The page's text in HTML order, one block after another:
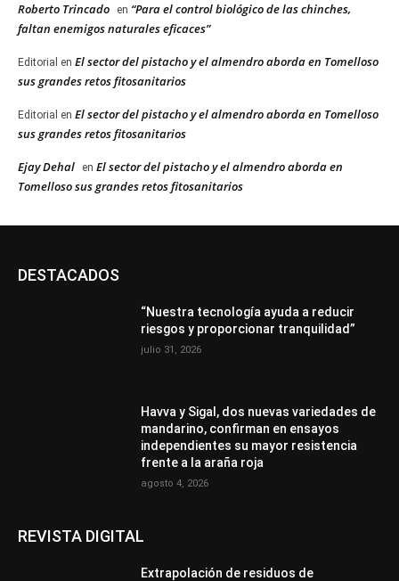
Roberto Trincado en “Para el control biológico de las chinches,
faltan enemigos naturales eficaces”
Editorial en El sector del pistacho y el almendro aborda en Tomelloso
sus grandes retos fitosanitarios
Editorial en El sector del pistacho y el almendro aborda en Tomelloso
sus grandes retos fitosanitarios
Ejay Dehal en El sector del pistacho y el almendro aborda en
Tomelloso sus grandes retos fitosanitarios
DESTACADOS
“Nuestra tecnología ayuda a reducir
riesgos y proporcionar tranquilidad”
julio 31, 2026
Havva y Sigal, dos nuevas variedades de
mandarino, confirman en ensayos
independientes su mayor resistencia
frente a la araña roja
agosto 4, 2026
REVISTA DIGITAL
Extrapolación de residuos de